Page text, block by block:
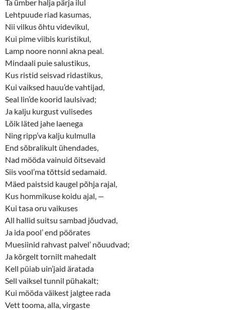
Ta ümber halja pärja ilul
Lehtpuude riad kasumas,
Nii vilkus õhtu videvikul,
Kui pime viibis kuristikul,
Lamp noore nonni akna peal.
Mindaali puie salustikus,
Kus ristid seisvad ridastikus,
Kui vaiksed hauu’de vahtijad,
Seal lin’de koorid laulsivad;
Ja kalju kurgust vulisedes
Lõik läted jahe laenega
Ning ripp’va kalju kulmulla
End sõbralikult ühendades,
Nad mööda vainuid õitsevaid
Siis vool’ma tõttsid sedamaid.
Mäed paistsid kaugel põhja rajal,
Kus hommikuse koidu ajal, —
Kui tasa oru vaikuses
All hallid suitsu sambad jõudvad,
Ja ida pool’ end pöörates
Muesiinid rahvast palvel’ nõuudvad;
Ja kõrgelt tornilt mahedalt
Kell püiab uin’jaid äratada
Sell vaiksel tunnil pühakalt;
Kui mööda väikest jalgtee rada
Vett tooma, alla, virgaste